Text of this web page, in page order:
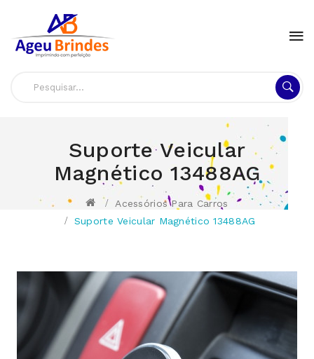
Suporte Veicular
Magnético 13488AG
Acessórios Para Carros
Suporte Veicular Magnético 13488AG